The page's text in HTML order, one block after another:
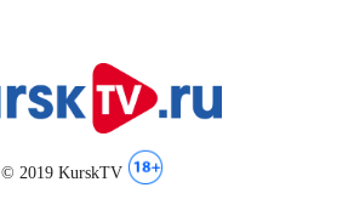
© 2019 KurskTV